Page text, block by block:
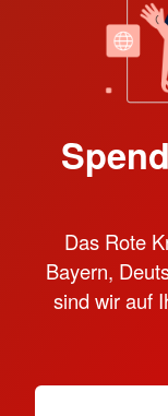
Das Rote
Bayern,
sind wir auf